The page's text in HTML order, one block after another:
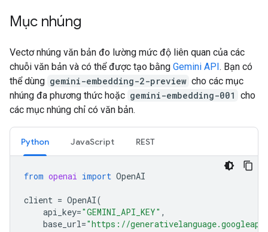
Mục nhúng
Vectơ nhúng văn bản đo lường mức độ liên quan của các
chuỗi văn bản và có thể được tạo bằng Gemini API. Bạn có
thể dùng gemini-embedding-2-preview cho các mục
nhúng đa phương thức hoặc gemini-embedding-001 cho
các mục nhúng chỉ có văn bản.
Python JavaScript REST
from openai import OpenAI
client = OpenAI(
api_key="GEMINI_API_KEY" ,
base_url="https://